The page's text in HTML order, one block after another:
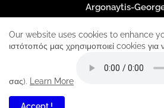
Argonaytis-
μοναδικός σταθμός για
Home
Our website uses cookies to enhance
ιστότοπός μας χρησιμοποιεί cookies για
σας). Learn More